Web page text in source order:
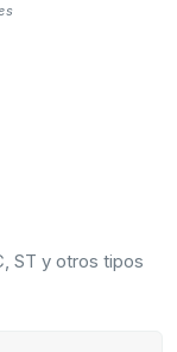
ST y otros tipos